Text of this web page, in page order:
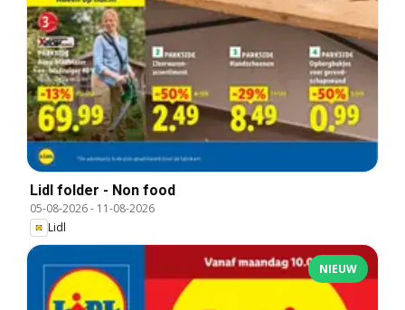
Lidl folder - Non food
05-08-2026- 11-08-2026
Lidl
NIEUW